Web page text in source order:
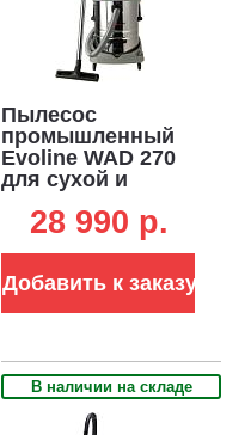
Пылесос
промышленный
Evoline WAD 270
для сухой и
(PRC, 2.0 кВт, 7800
л/мин, 190 мбар,
шланг 2.5 м, 23 кг.)
28 990 p.
Добавить к заказу
В наличии на складе